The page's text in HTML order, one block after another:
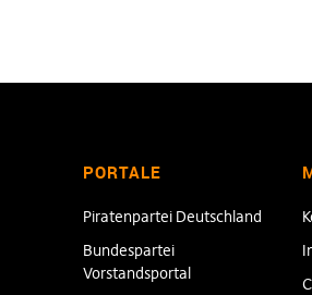
PORTALE
Piratenpartei Deutschland
Bundespartei
Vorstandsportal